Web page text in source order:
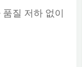
질 저하 없이